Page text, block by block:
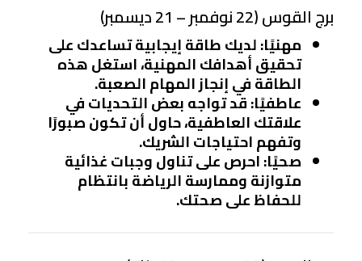
برج القوس (22 نوفمبر – 21 ديسمبر)
مهنيًا: لديك طاقة إيجابية تساعدك على
تحقيق أهدافك المهنية، استغل هذه
الطاقة في إنجاز المهام الصعبة.
عاطفيًا: قد تواجه بعض التحديات في
علاقتك العاطفية، حاول أن تكون صبورًا
وتفهم احتياجات الشريك.
صحيًا: احرص على تناول وجبات غذائية
متوازنة وممارسة الرياضة بانتظام
للحفاظ على صحتك.